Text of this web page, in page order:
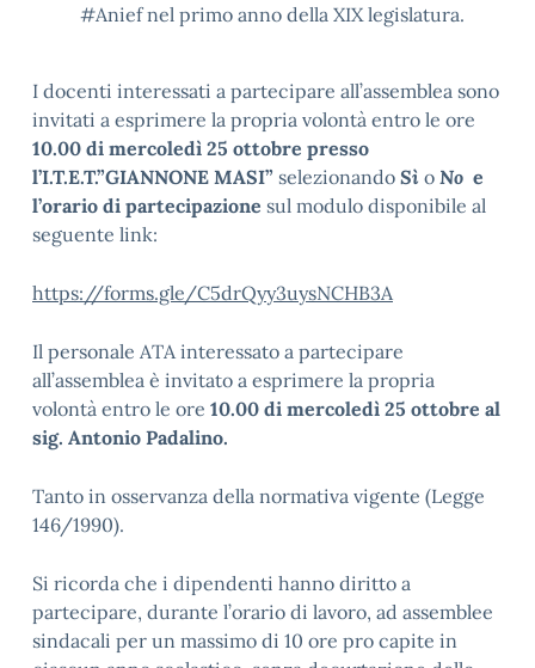
#Anief nel primo anno della XIX legislatura.
I docenti interessati a partecipare all’assemblea sono
invitati a esprimere la propria volontà entro le ore
10.00 di mercoledì 25 ottobre presso
l’I.T.E.T.”GIANNONE MASI” selezionando Sì o No e
l’orario di partecipazione sul modulo disponibile al
seguente link:
https://forms.gle/C5drQyy3uysNCHB3A
Il personale ATA interessato a partecipare
all’assemblea è invitato a esprimere la propria
volontà entro le ore 10.00 di mercoledì 25 ottobre al
sig. Antonio Padalino.
Tanto in osservanza della normativa vigente (Legge
146/1990).
Si ricorda che i dipendenti hanno diritto a
partecipare, durante l’orario di lavoro, ad assemblee
sindacali per un massimo di 10 ore pro capite in